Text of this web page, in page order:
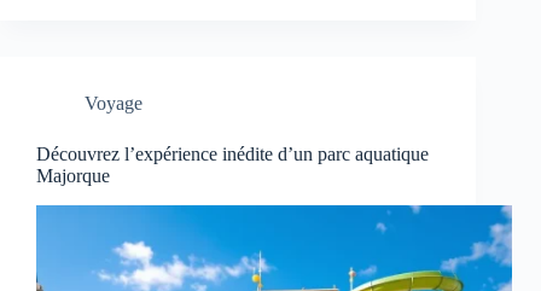
Voyage
Découvrez l’expérience inédite d’un parc aquatique
Majorque